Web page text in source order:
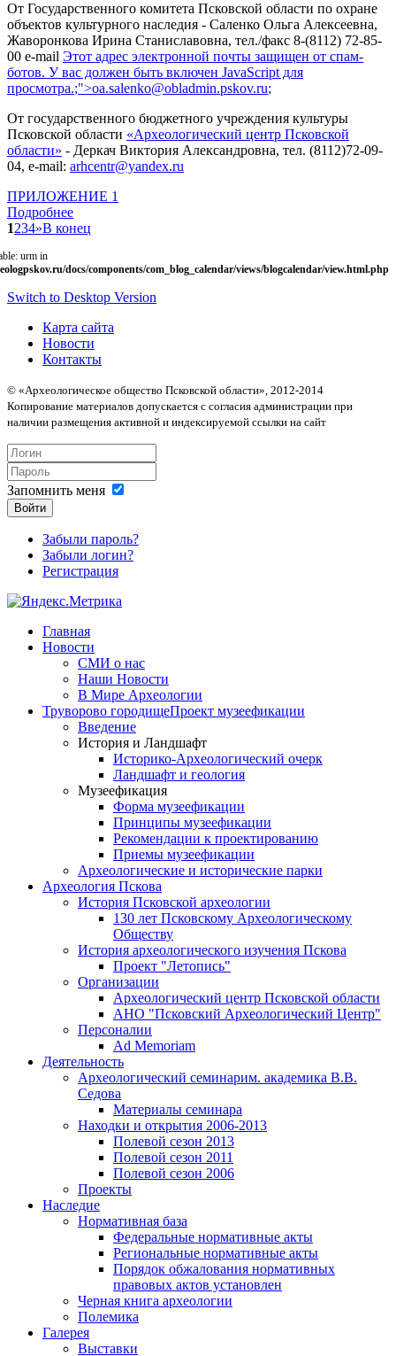
От Государственного комитета Псковской области по охране
объектов культурного наследия - Саленко Ольга Алексеевна,
Жаворонкова Ирина Станиславовна, тел./факс 8-(8112) 72-85-
00 e-mail Этот адрес электронной почты защищен от спам-
ботов. У вас должен быть включен JavaScript для
просмотра.;">oa.salenko@obladmin.pskov.ru;
От государственного бюджетного учреждения культуры
Псковской области «Археологический центр Псковской
области» - Деркач Виктория Александровна, тел. (8112)72-09-
04, e-mail: arhcentr@yandex.ru
ПРИЛОЖЕНИЕ 1
Подробнее
1234»В конец
urm in
docs/components/com_blog_calendar/views/blogcalendar/view.html.php
Switch to Desktop Version
Карта сайта
Новости
Контакты
© «Археологическое общество Псковской области», 2012-2014
Копирование материалов допускается с согласия администрации при
наличии размещения активной и индексируемой ссылки на сайт
Запомнить меня
Войти
Забыли пароль?
Забыли логин?
Регистрация
Главная
Новости
СМИ о нас
Наши Новости
В Мире Археологии
Труворово городищеПроект музеефикации
Введение
История и Ландшафт
Историко-Археологический очерк
Ландшафт и геология
Музеефикация
Форма музеефикации
Принципы музеефикации
Рекомендации к проектированию
Приемы музеефикации
Археологические и исторические парки
Археология Пскова
История Псковской археологии
130 лет Псковскому Археологическому
Обществу
История археологического изучения Пскова
Проект "Летопись"
Организации
Археологический центр Псковской области
АНО "Псковский Археологический Центр"
Персоналии
Ad Memoriam
Деятельность
Археологический семинарим. академика В.В.
Седова
Материалы семинара
Находки и открытия 2006-2013
Полевой сезон 2013
Полевой сезон 2011
Полевой сезон 2006
Проекты
Наследие
Нормативная база
Федеральные нормативные акты
Региональные нормативные акты
Порядок обжалования нормативных
правовых актов установлен
Черная книга археологии
Полемика
Галерея
Выставки